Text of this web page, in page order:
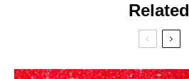
Related